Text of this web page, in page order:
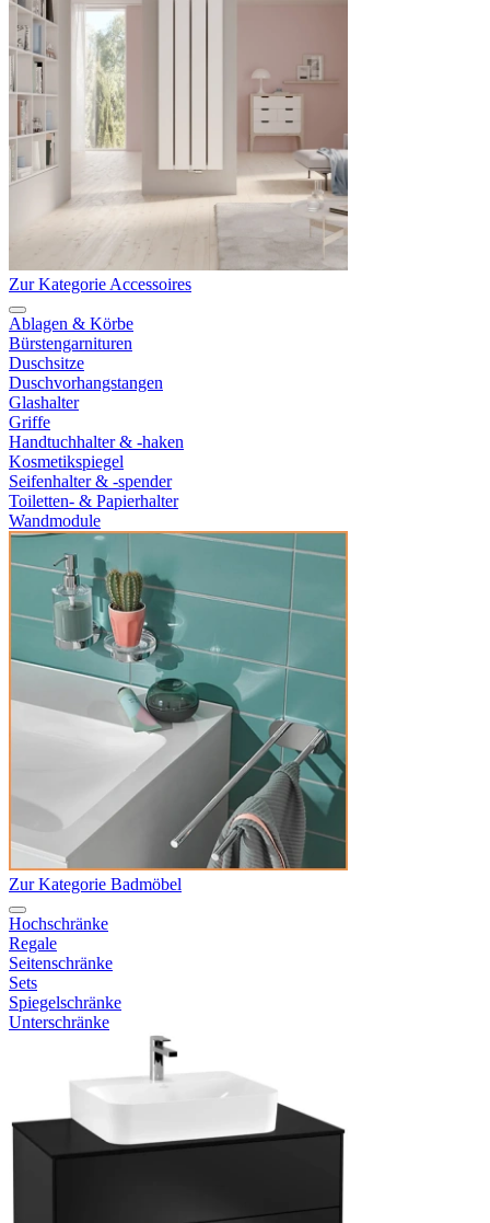
Zur Kategorie Accessoires
Ablagen & Körbe
Bürstengarnituren
Duschsitze
Duschvorhangstangen
Glashalter
Griffe
Handtuchhalter & -haken
Kosmetikspiegel
Seifenhalter & -spender
Toiletten- & Papierhalter
Wandmodule
Zur Kategorie Badmöbel
Hochschränke
Regale
Seitenschränke
Sets
Spiegelschränke
Unterschränke